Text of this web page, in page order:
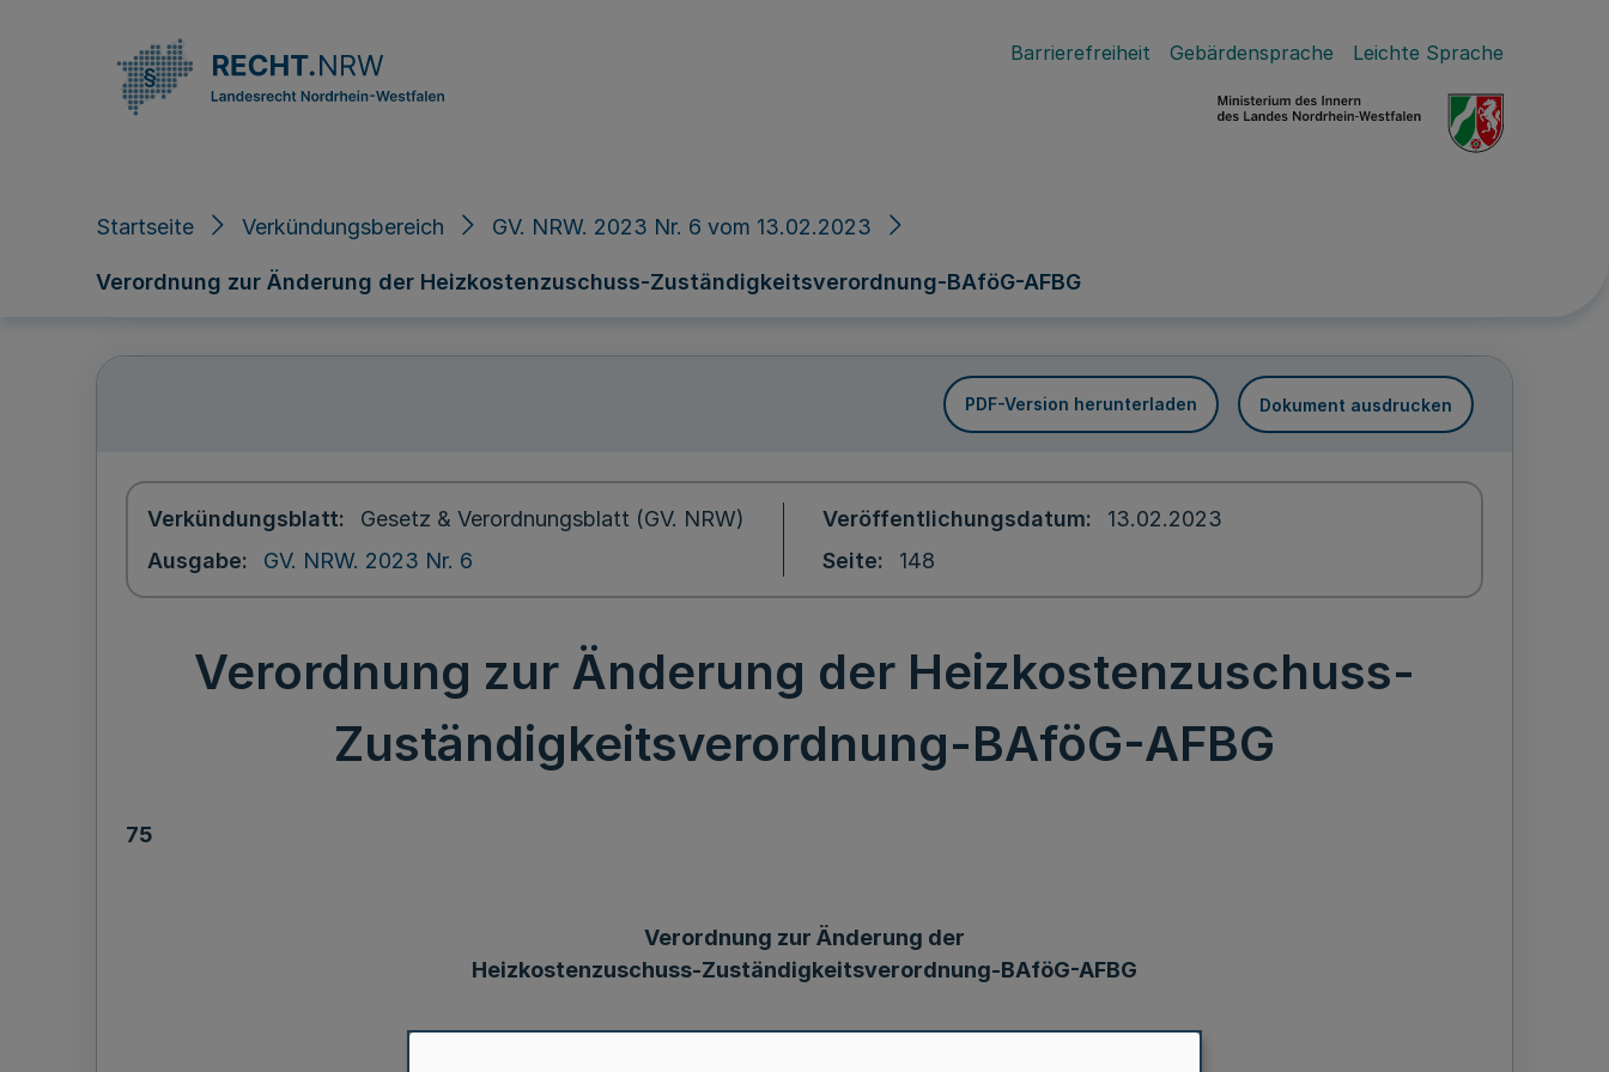
Barrierefreiheit Gebärdensprache Leichte Sprache
Startseite Verkündungsbereich GV. NRW. 2023 Nr. 6 vom 13.02.2023
Verordnung zur Änderung der Heizkostenzuschuss-Zuständigkeitsverordnung-BAföG-AFBG
PDF-Version herunterladen Dokument ausdrucken
Verkündungsblatt
Gesetz & Verordnungsblatt (GV. NRW)
Ausgabe
GV. NRW. 2023 Nr. 6
Veröffentlichungsdatum
13.02.2023
Seite
148
Verordnung zur Änderung der Heizkostenzuschuss-
Zuständigkeitsverordnung-BAföG-AFBG
75
Verordnung zur Änderung der
Heizkostenzuschuss-Zuständigkeitsverordnung-BAföG-AFBG